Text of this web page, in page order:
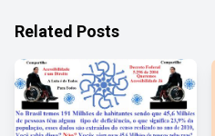
Related Posts